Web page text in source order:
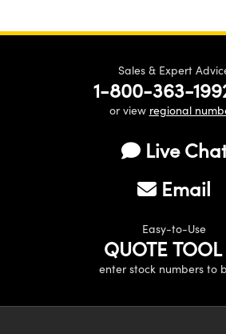
Sales & Expert
1-800-363-
or view regional
Live
Email
Easy-to-Use
QUOTE TOOL
enter stock numbers to